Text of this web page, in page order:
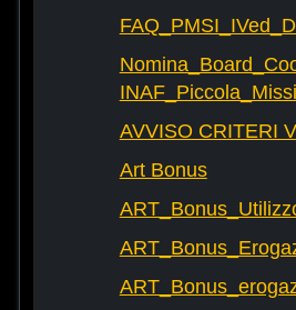
AVVISO CRITERI
Art Bonus